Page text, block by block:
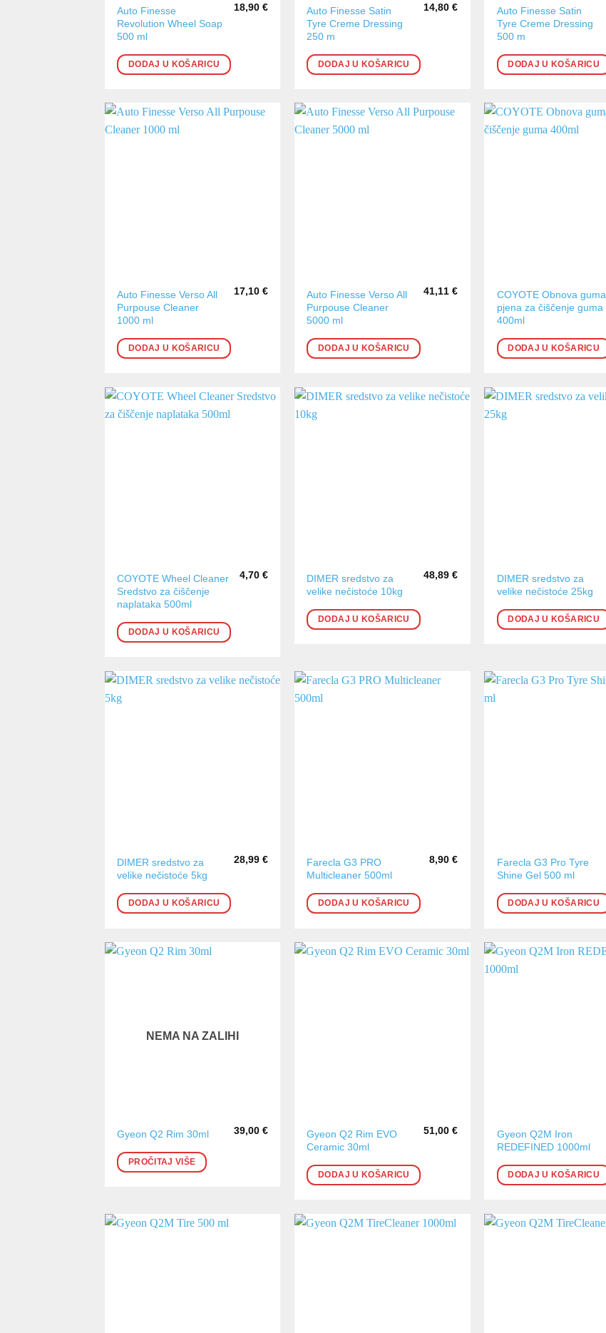
Auto Finesse
Revolution Wheel Soap
500 ml
18,90€
DODAJ U KOŠARICU
Auto Finesse Satin
Tyre Creme Dressing
250 m
14,80€
DODAJ U KOŠARICU
Auto Finesse Satin
Tyre Creme Dressing
500 m
DODAJ U KOŠARICU
Auto Finesse Verso All
Purpouse Cleaner
1000 ml
17,10€
DODAJ U KOŠARICU
Auto Finesse Verso All
Purpouse Cleaner
5000 ml
41,11€
DODAJ U KOŠARICU
COYOTE Obnova guma,
pjena za čiščenje guma
400ml
DODAJ U KOŠARICU
COYOTE Wheel Cleaner
Sredstvo za čiščenje
naplataka 500ml
4,70€
DODAJ U KOŠARICU
DIMER sredstvo za
velike nečistoće 10kg
48,89€
DODAJ U KOŠARICU
DIMER sredstvo za
velike nečistoće 25kg
DODAJ U KOŠARICU
DIMER sredstvo za
velike nečistoće 5kg
28,99€
DODAJ U KOŠARICU
Farecla G3 PRO
Multicleaner 500ml
8,90€
DODAJ U KOŠARICU
Farecla G3 Pro Tyre
Shine Gel 500 ml
DODAJ U KOŠARICU
NEMA NA ZALIHI
Gyeon Q2 Rim 30ml 39,00€
PROČITAJ VIŠE
Gyeon Q2 Rim EVO
Ceramic 30ml
51,00€
DODAJ U KOŠARICU
Gyeon Q2M Iron
REDEFINED 1000ml
DODAJ U KOŠARICU